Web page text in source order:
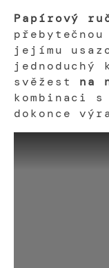
Papírový
jejímu
jednoduchý
svěžest na
kombinaci
dokonce